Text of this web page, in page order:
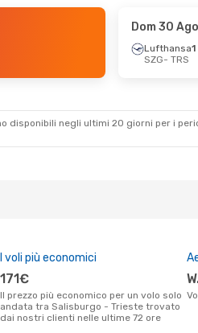
Dom 30 Ago
Lufthansa
SZG- TRS
disponibili negli ultimi 20 giorni per i
I voli più economici
171€
Il prezzo più economico per un volo solo
andata tra Salisburgo - Trieste trovato
dai nostri clienti nelle ultime 72 ore